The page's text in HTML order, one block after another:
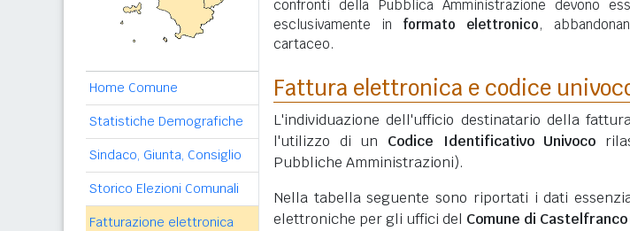
Home Comune
Statistiche Demografiche
Sindaco, Giunta, Consiglio
Storico Elezioni Comunali
Fatturazione elettronica
confronti della Pubblica Amministrazione devono
esclusivamente in formato elettronico,
cartaceo.
Fattura elettronica e codice
L'individuazione dell'ufficio destinatario della
l'utilizzo di un Codice Identificativo Univoco
Pubbliche Amministrazioni).
Nella tabella seguente sono riportati i dati
elettroniche per gli uffici del Comune di